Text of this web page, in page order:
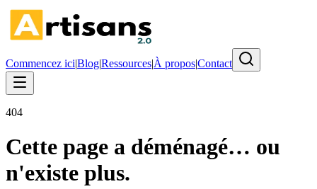
Commencez ici|Blog|Ressources|À propos|Contact
404
Cette page a déménagé… ou
n'existe plus.